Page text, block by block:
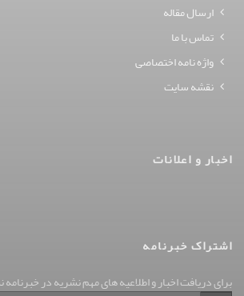
ارسال مقاله
تماس با ما
واژه نامه اختصاصی
نقشه سایت
اخبار و اعلانات
اشتراک خبرنامه
برای دریافت اخبار و اطلاعیه های مهم نشریه در